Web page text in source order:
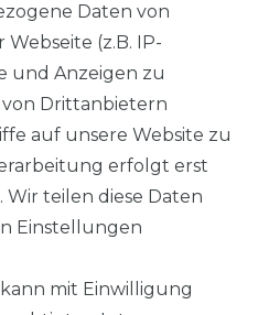
Daten von
(z.B. IP-
und Anzeigen zu
von Drittanbietern
auf unsere Website zu
erfolgt erst
Wir teilen diese Daten
Einstellungen
mit Einwilligung